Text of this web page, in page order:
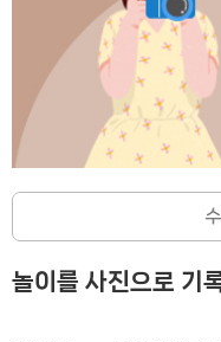
놀이를 사진으로 기